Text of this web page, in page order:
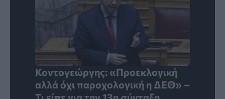
Κοντογεώργης: «Προεκλογική
αλλά όχι παροχολογική η ΔΕΘ» –